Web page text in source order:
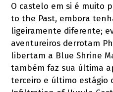
O castelo em si é muito
to the Past, embora
ligeiramente diferente;
aventureiros derrotam
libertam a Blue Shrine
também faz sua última
terceiro e último estágio